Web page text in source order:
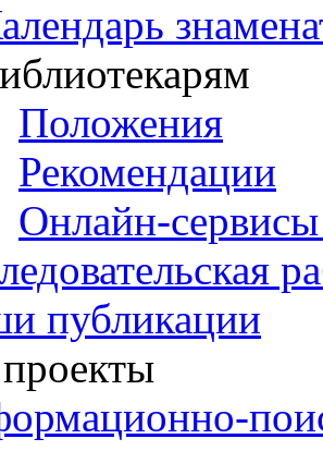
Положения
Рекомендации
Онлайн-сервисы
публикации